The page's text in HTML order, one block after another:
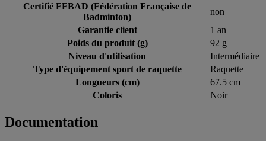
Certifié FFBAD (Fédération Française de
Badminton)
non
Garantie client
1 an
Poids du produit (g)
92 g
Niveau d'utilisation
Intermédiaire
Type d'équipement sport de raquette
Raquette
Longueurs (cm)
67.5 cm
Coloris
Noir
Documentation